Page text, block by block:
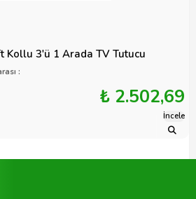
Kollu 3'ü 1 Arada TV Tutucu
:
₺ 2.502,69
İncele